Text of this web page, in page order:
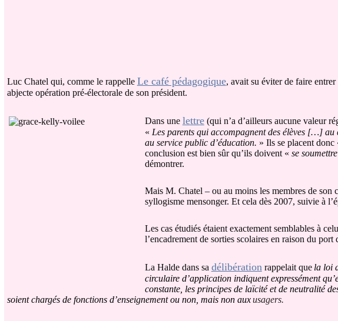
Luc Chatel qui, comme le rappelle Le café pédagogique, avait su éviter de faire entrer
abjecte opération pré-électorale de son président.
Dans une lettre(qui n’a d’ailleurs aucune valeur
« Les parents qui accompagnent des élèves […]
au service public d’éducation. » Ils se placent donc
conclusion est bien sûr qu’ils doivent « se
démontrer.
Mais M. Chatel – ou au moins les membres de
syllogisme mensonger. Et cela dès 2007, suivie à
Les cas étudiés étaient exactement semblables à
l’encadrement de sorties scolaires en raison du port
La Halde dans sa délibération rappelait que la loi
circulaire d’application indiquent expressément
constante, les principes de laïcité et de neutralité
soient chargés de fonctions d’enseignement ou non, mais non auxusagers.